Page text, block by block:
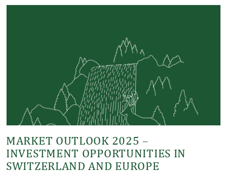
MARKET OUTLOOK 2025 –
INVESTMENT OPPORTUNITIES IN
SWITZERLAND AND EUROPE